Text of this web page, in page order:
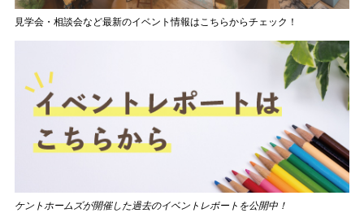
見学会・相談会など最新のイベント情報はこちらからチェック！
ケントホームズが開催した過去のイベントレポートを公開中！